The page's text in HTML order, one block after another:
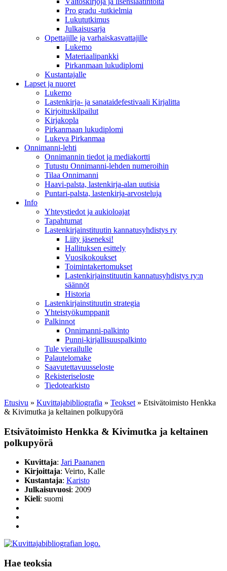
Pro gradu -tutkielmia
Lukututkimus
Julkaisusarja
Opettajille ja varhaiskasvattajille
Lukemo
Materiaalipankki
Pirkanmaan lukudiplomi
Kustantajalle
Lapset ja nuoret
Lukemo
Lastenkirja- ja sanataidefestivaali Kirjalitta
Kirjoituskilpailut
Kirjakopla
Pirkanmaan lukudiplomi
Lukeva Pirkanmaa
Onnimanni-lehti
Onnimannin tiedot ja mediakortti
Tutustu Onnimanni-lehden numeroihin
Tilaa Onnimanni
Haavi-palsta, lastenkirja-alan uutisia
Puntari-palsta, lastenkirja-arvosteluja
Info
Yhteystiedot ja aukioloajat
Tapahtumat
Lastenkirjainstituutin kannatusyhdistys ry
Liity jäseneksi!
Hallituksen esittely
Vuosikokoukset
Toimintakertomukset
Lastenkirjainstituutin kannatusyhdistys ry:n
säännöt
Historia
Lastenkirjainstituutin strategia
Yhteistyökumppanit
Palkinnot
Onnimanni-palkinto
Punni-kirjallisuuspalkinto
Tule vierailulle
Palautelomake
Saavutettavuusseloste
Rekisteriseloste
Tiedotearkisto
Etusivu » Kuvittaja­bibliografia » Teokset » Etsivätoimisto Henkka
& Kivimutka ja keltainen polkupyörä
Etsivätoimisto Henkka & Kivimutka ja keltainen
polkupyörä
Kuvittaja: Jari Paananen
Kirjoittaja: Veirto, Kalle
Kustantaja: Karisto
Julkaisuvuosi: 2009
Kieli: suomi
Hae teoksia